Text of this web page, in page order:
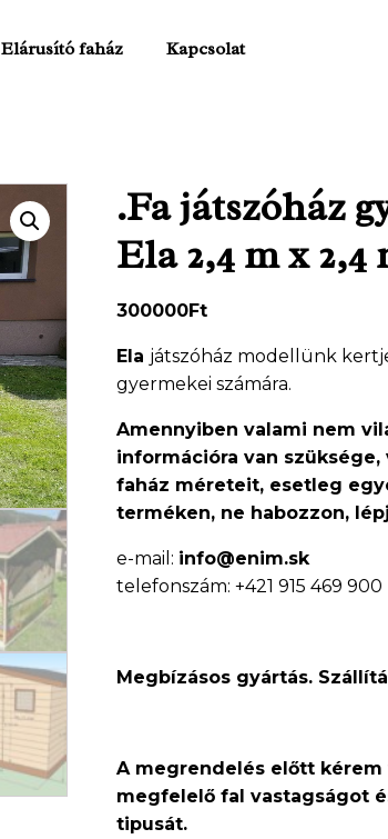
Elárusító faház Kapcsolat
.Fa játszóház
Ela 2,4 m x 2,4
300000Ft
Ela játszóház modellünk
gyermekei számára.
Amennyiben valami nem
információra van szüksége,
faház méreteit, esetleg
terméken, ne habozzon,
e-mail: info@enim.sk
telefonszám: +421 915 469 900
Megbízásos gyártás.
A megrendelés előtt kérem
megfelelő fal vastagságot
tipusát.